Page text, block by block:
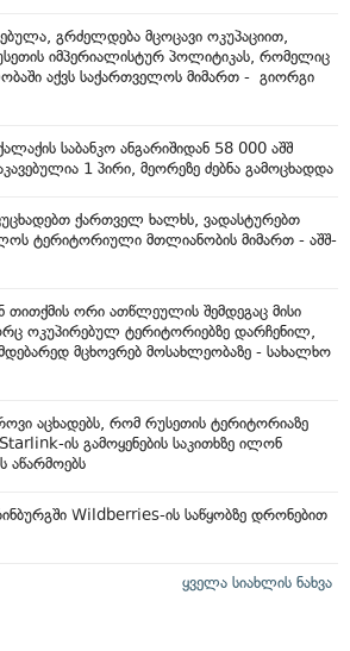
გრძელდება მცოცავი ოკუპაციით,
იმპერიალისტურ პოლიტიკას, რომელიც
აქვს საქართველოს მიმართ - გიორგი
საბანკო ანგარიშიდან 58 000 აშშ
1 პირი, მეორეზე ძებნა გამოცხადდა
ქართველ ხალხს, ვადასტურებთ
ტერიტორიული მთლიანობის მიმართ - აშშ-
თითქმის ორი ათწლეულის შემდეგაც მისი
ოკუპირებულ ტერიტორიებზე დარჩენილ,
მცხოვრებ მოსახლეობაზე - სახალხო
აცხადებს, რომ რუსეთის ტერიტორიაზე
Starlink-ის გამოყენების საკითხზე ილონ
აწარმოებს
Wildberries-ის საწყობზე დრონებით
ყველა სიახლის ნახვა